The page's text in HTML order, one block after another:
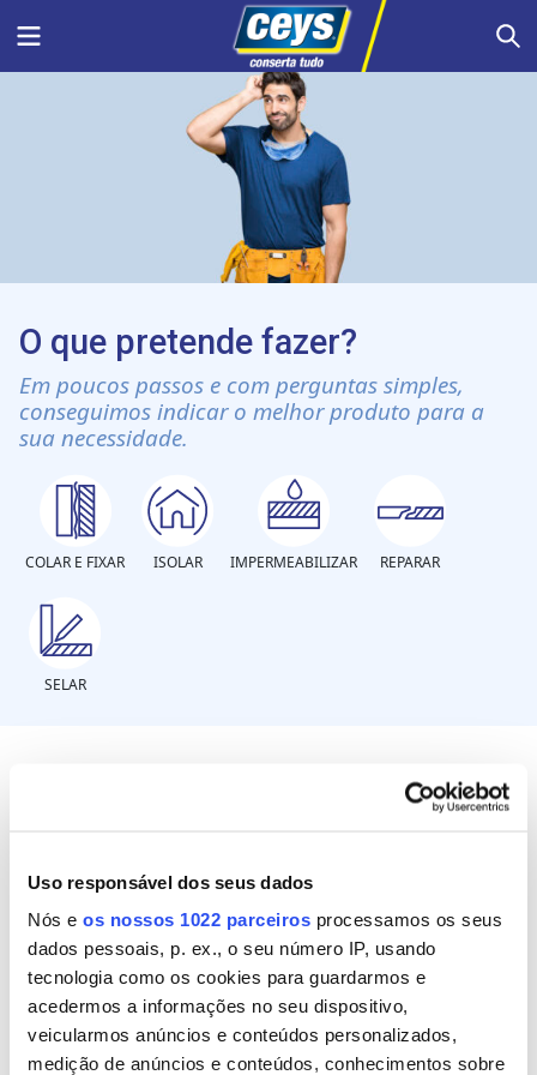
Uso responsável dos seus dados
Nós e os nossos 1022 parceiros processamos os seus
dados pessoais, p. ex., o seu número IP, usando
tecnologia como os cookies para guardarmos e
acedermos a informações no seu dispositivo,
veicularmos anúncios e conteúdos personalizados,
medição de anúncios e conteúdos, conhecimentos sobre
Menu
O que pretende fazer?
Em poucos passos e com perguntas simples,
conseguimos indicar o melhor produto para a
sua necessidade.
COLAR E FIXAR ISOLAR IMPERMEABILIZAR REPARAR
SELAR
Em que material se encontra a
Plástico rígido PVC
Plástico flexível borracha / lona
Metal
Fibrocimento